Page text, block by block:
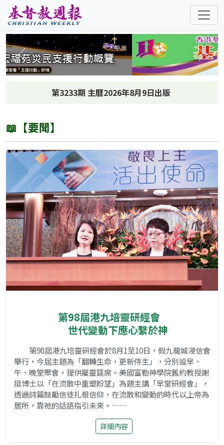
跳至主要內容
Previous Next
第3233期 主曆2026年8月9日出版
📖【要聞】
第98屆港九培靈研經會
世代變動下應心繫於神
第98屆港九培靈研經會於8月1至10日，假九龍城浸信會
舉行，今屆主題為「翻轉生命，更新侍主」，分別設早、
午、晚堂聚會，提供屬靈筵席。美國富勒神學院舊約教授謝
挺博士以「在流散中重塑盼望」為題主講「早堂研經會」，
透過詩篇鼓勵信徒扎根信仰，在流散和變動的時代以上帝為
居所，靠祂的話語指引未來。……
詳細內容